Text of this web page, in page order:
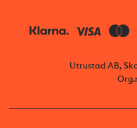
Utrustad AB,